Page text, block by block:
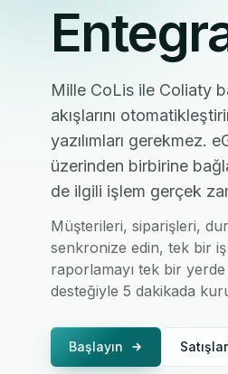
Mille CoLis ile Coliaty
akışlarını
yazılımları gerekmez.
üzerinden birbirine
de ilgili işlem gerçek
Müşterileri, siparişleri,
senkronize edin, tek bir
raporlamayı tek bir
desteğiyle 5 dakikada
Başlayın